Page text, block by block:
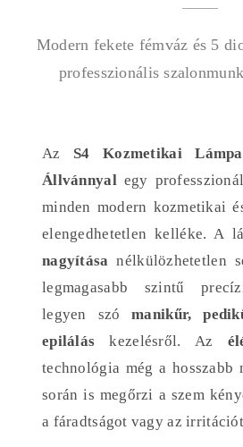
Modern fekete fémváz és 5
professzionális
Az S4 Kozmetikai
Állvánnyalegy
minden modern kozmetikai
elengedhetetlen kelléke. A
nagyítása nélkülözhetetlen
legmagasabb szintű
legyen szómanikűr,
epilálás kezelésről. Az
technológia még a hosszabb
során is megőrzi a szem
a fáradtságot vagy az